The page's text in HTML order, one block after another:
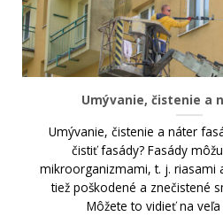
Umývanie, čistenie a
Umývanie, čistenie a náter
čistiť fasády? Fasády
mikroorganizmami, t. j. riasami
tiež poškodené a znečistené
Môžete to vidieť na veľa